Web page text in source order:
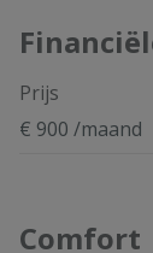
Prijs
€ 900 /maand
Comfort